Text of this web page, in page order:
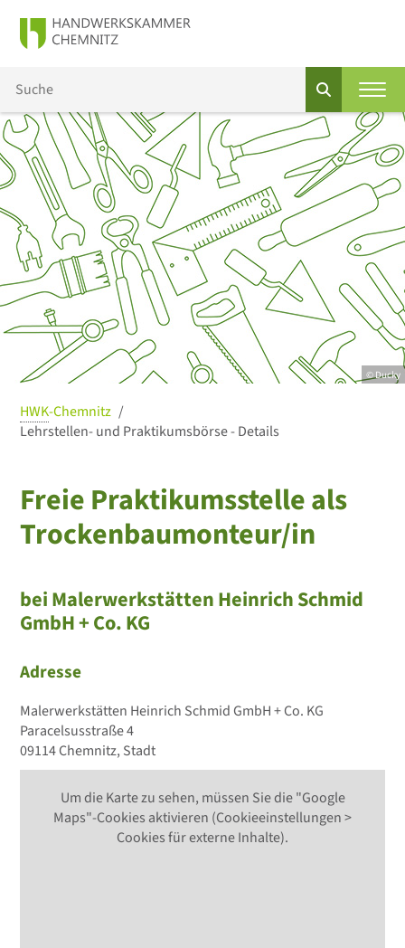
© Ducky
HWK-Chemnitz
Lehrstellen- und Praktikumsbörse - Details
Freie Praktikumsstelle als
Trockenbaumonteur/in
bei Malerwerkstätten Heinrich Schmid
GmbH + Co. KG
Adresse
Malerwerkstätten Heinrich Schmid GmbH + Co. KG
Paracelsusstraße 4
09114 Chemnitz, Stadt
Um die Karte zu sehen, müssen Sie die "Google
Maps"-Cookies aktivieren (Cookieeinstellungen >
Cookies für externe Inhalte).